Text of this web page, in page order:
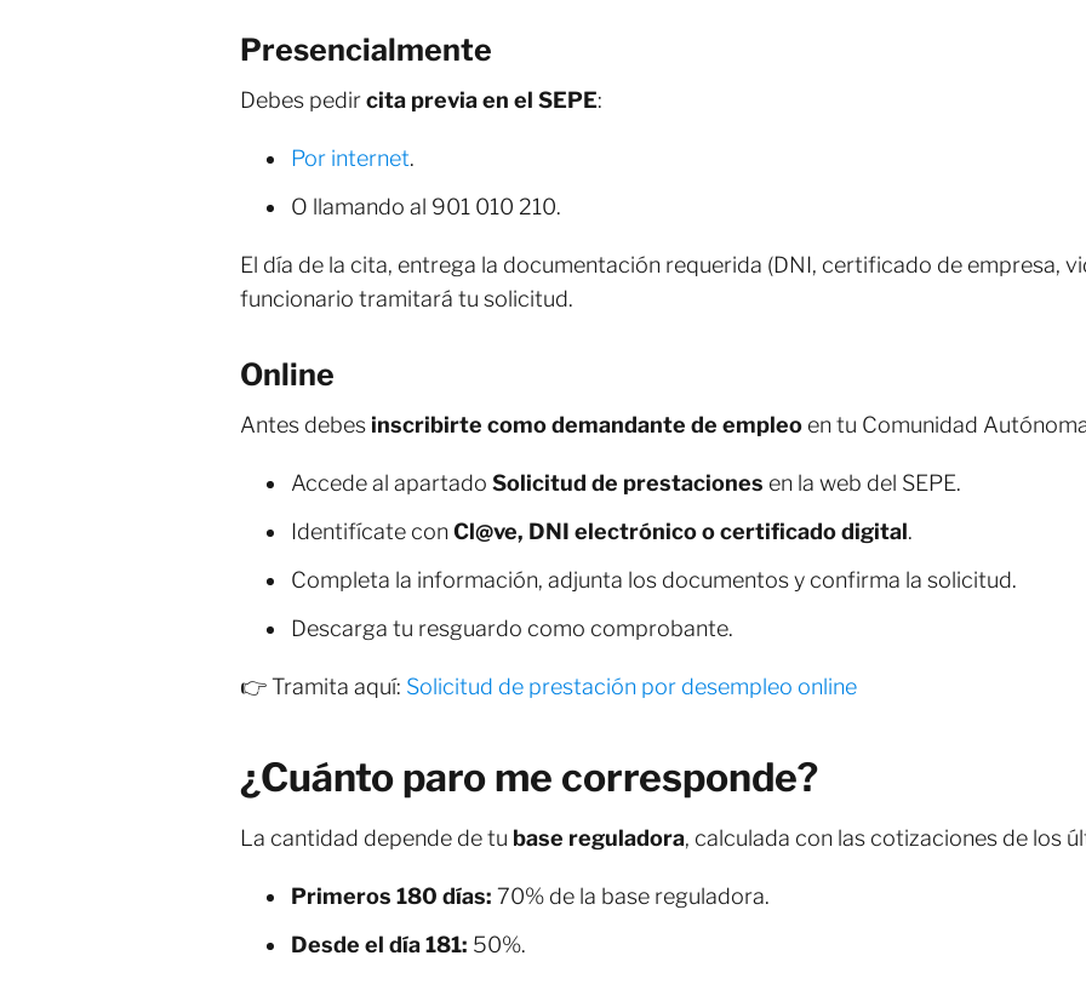
Presencialmente
Debes pedircita previa en el SEPE:
Por internet.
O llamando al 901 010 210.
El día de la cita, entrega la documentación requerida (DNI, certificado de empresa,
funcionario tramitará tu solicitud.
Online
Antes debes inscribirte como demandante de empleo en tu Comunidad
Accede al apartado Solicitud de prestaciones en la web del SEPE.
Identifícate con Cl@ve, DNI electrónico o certificado digital.
Completa la información, adjunta los documentos y confirma la solicitud.
Descarga tu resguardo como comprobante.
👉 Tramita aquí: Solicitud de prestación por desempleo online
¿Cuánto paro me corresponde?
La cantidad depende de tu base reguladora, calculada con las cotizaciones de los
Primeros 180 días: 70% de la base reguladora.
Desde el día 181: 50%.